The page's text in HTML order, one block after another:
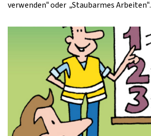
verwenden“ oder „Staubarmes Arbeiten“.